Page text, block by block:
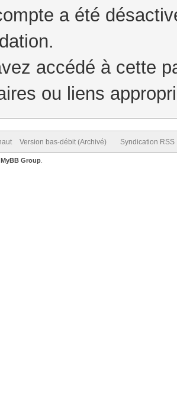
a été
accédé à cette
ou liens
Version bas-débit (Archivé) Syndication RSS
MyBB Group